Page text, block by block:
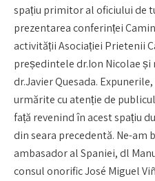
spațiu primitor al oficiului de
prezentarea conferinței
activității Asociației Prietenii
președintele dr.Ion Nicolae
dr.Javier Quesada.
urmărite cu atenție de
față revenind în acest spațiu
din seara precedentă. Ne-am
ambasador al Spaniei, dl
consul onorific José Miguel